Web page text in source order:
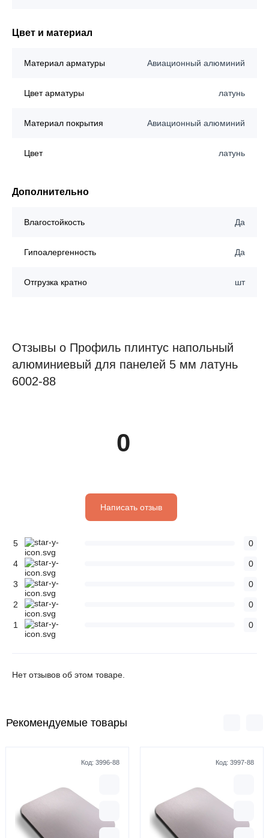
Цвет и материал
Материал арматуры Авиационный алюминий
Цвет арматуры латунь
Материал покрытия Авиационный алюминий
Цвет латунь
Дополнительно
Влагостойкость Да
Гипоалергенность Да
Отгрузка кратно шт
Отзывы о Профиль плинтус напольный
алюминиевый для панелей 5 мм латунь
6002-88
0
Написать отзыв
5 0
4 0
3 0
2 0
1 0
Нет отзывов об этом товаре.
Рекомендуемые товары
Код: 3996-88 Код: 3997-88